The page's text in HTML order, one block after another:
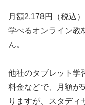
月額2,178円（税込
学べるオンライン教
ん。
他社のタブレット学
料金などで、月額が
りますが、スタディ